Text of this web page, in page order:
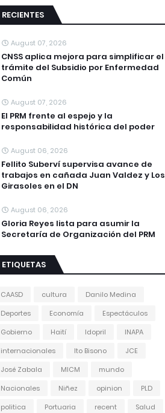
RECIENTES
August 07, 2026
CNSS aplica mejora para simplificar el
trámite del Subsidio por Enfermedad
Común
August 07, 2026
El PRM frente al espejo y la
responsabilidad histórica del poder
August 06, 2026
Fellito Suberví supervisa avance de
trabajos en cañada Juan Valdez y Los
Girasoles en el DN
August 06, 2026
Gloria Reyes lista para asumir la
Secretaría de Organización del PRM
ETIQUETAS
CAASD cultura
Danilo Medina
Deportes
Economía
Espectáculos
Gobierno
Haití Idopril
INAPA
internacionales
Ito Bisono
JCE
José Zabala
MICM
mundo
Nacionales
Niñez opinion
PLD
politica
Portuaria recent
Salud